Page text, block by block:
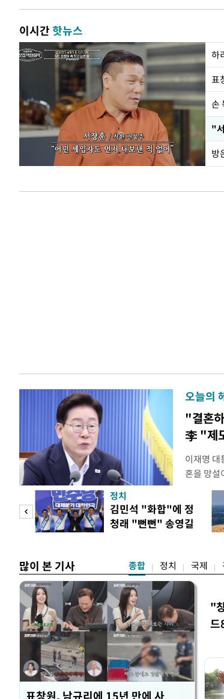
이시간핫뉴스
하
손
"
방
오늘의
"결혼
李 "제
이재명 대
혼을 망
하는 제
다. 이 대
로 찾은
이 대통령
정치
김민석 "화합"에 정
청래 "뻔뻔" 송영길
많이 본 기사 종합 정치 국제
표창원, 남규리에 15년 만에 사
"
드